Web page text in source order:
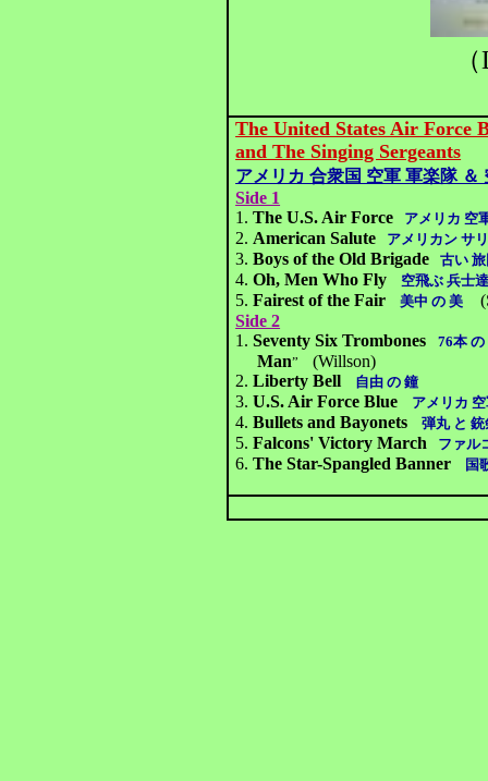
The United States Air Force
and The Singing Sergeants
アメリカ 合衆国 空軍 軍楽隊 ＆
Side 1
1.The U.S. Air Force アメリカ 空
2. American Salute アメリカン サ
3.Boys of the Old Brigade 古い
4. Oh, Men Who Fly 空飛ぶ 兵士
5. Fairest of the Fair 美中 の 美
Side 2
1. Seventy Six Trombones 76本
Man”
(Willson)
2. Liberty Bell 自由 の 鐘
3.U.S. Air Force Blue アメリカ
4.Bullets and Bayonets 弾丸 と 銃
5. Falcons' Victory March ファル
6. The Star-Spangled Banner 国